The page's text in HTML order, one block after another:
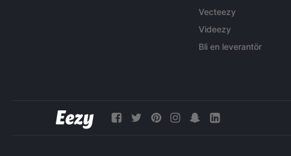
Vecteezy
Videezy
Bli en leverantör